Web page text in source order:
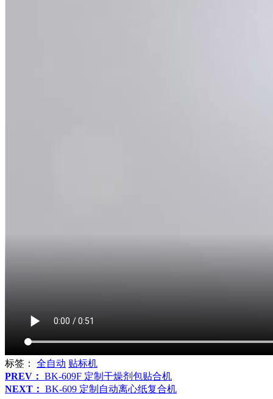
标签： 全自动 贴标机
PREV： BK-609F 定制干燥剂包贴合机
NEXT： BK-609 定制自动离心纸复合机